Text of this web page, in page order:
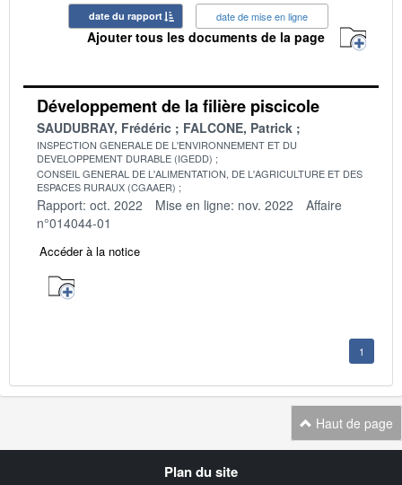
date du rapport date de mise en ligne
Ajouter tous les documents de la page
Développement de la filière piscicole
SAUDUBRAY, Frédéric FALCONE, Patrick
INSPECTION GENERALE DE L'ENVIRONNEMENT ET DU
DEVELOPPEMENT DURABLE (IGEDD)
CONSEIL GENERAL DE L'ALIMENTATION, DE L'AGRICULTURE ET DES
ESPACES RURAUX (CGAAER)
Rapport: oct. 2022 Mise en ligne: nov. 2022
Affaire
n°014044-01
Accéder à la notice
1
Haut de page
Plan du site